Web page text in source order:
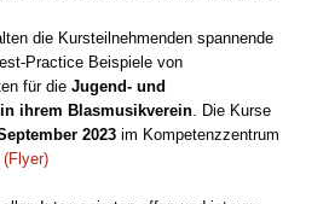
die Kursteilnehmenden spannende
Practice Beispiele von
für die Jugend- und
ihrem Blasmusikverein
Die Kurse
2023 im Kompetenzzentrum
(Flyer)